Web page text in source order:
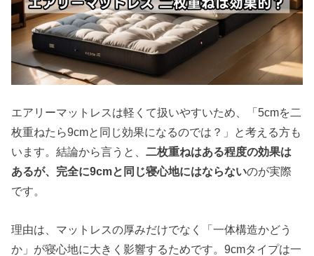
エアリーマットレスは軽くて扱いやすいため、「5cmを二
枚重ねたら9cmと同じ効果になるのでは？」と考える方も
います。結論から言うと、二枚重ねはある程度の効果は
あるが、完全に9cmと同じ寝心地にはならないのが実際
です。
理由は、マットレスの厚みだけでなく「一体構造かどう
か」が寝心地に大きく影響するためです。9cmタイプは一